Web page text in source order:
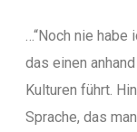
…“Noch nie
das einen
Kulturen führt.
Sprache, das